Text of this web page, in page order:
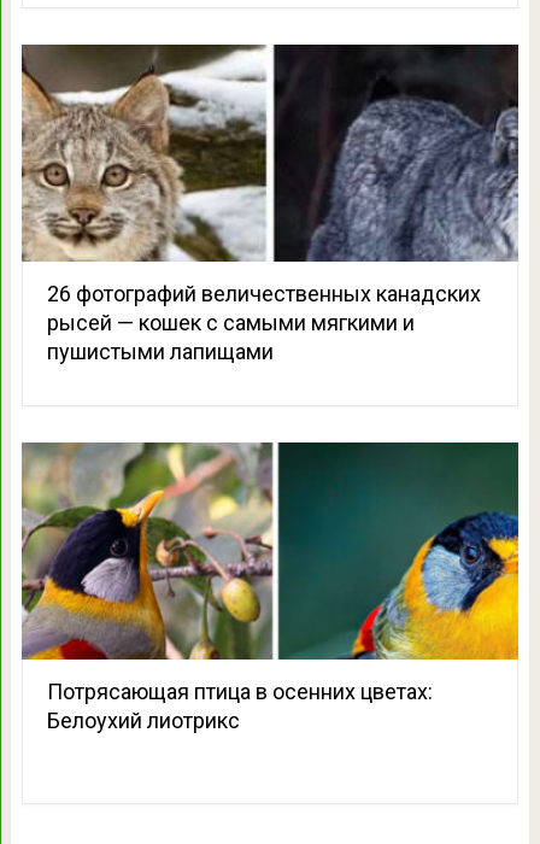
26 фотографий величественных канадских
рысей — кошек с самыми мягкими и
пушистыми лапищами
Потрясающая птица в осенних цветах:
Белоухий лиотрикс